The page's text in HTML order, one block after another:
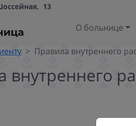
13
О больнице
Правила внутреннего
внутреннего